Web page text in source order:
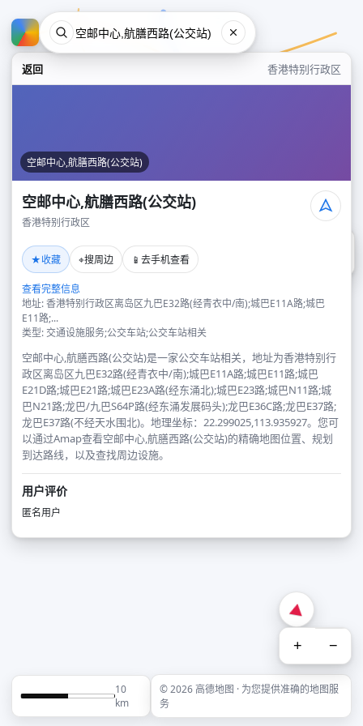
返回 香港特别行政区
空邮中心,航膳西路(公交站)
空邮中心,航膳西路(公交站)
香港特别行政区
★收藏 ⌖搜周边 📱 去手机查看
查看完整信息
地址: 香港特别行政区离岛区九巴E32路(经青衣中/南);城巴E11A路;城巴
E11路;...
类型: 交通设施服务;公交车站;公交车站相关
空邮中心,航膳西路(公交站)是一家公交车站相关，地址为香港特别行
政区离岛区九巴E32路(经青衣中/南);城巴E11A路;城巴E11路;城巴
E21D路;城巴E21路;城巴E23A路(经东涌北);城巴E23路;城巴N11路;城
巴N21路;龙巴/九巴S64P路(经东涌发展码头);龙巴E36C路;龙巴E37路;
龙巴E37路(不经天水围北)。地理坐标：22.299025,113.935927。您可
以通过Amap查看空邮中心,航膳西路(公交站)的精确地图位置、规划
到达路线，以及查找周边设施。
用户评价
匿名用户
+ −
10
km
© 2026 高德地图 · 为您提供准确的地图服
务